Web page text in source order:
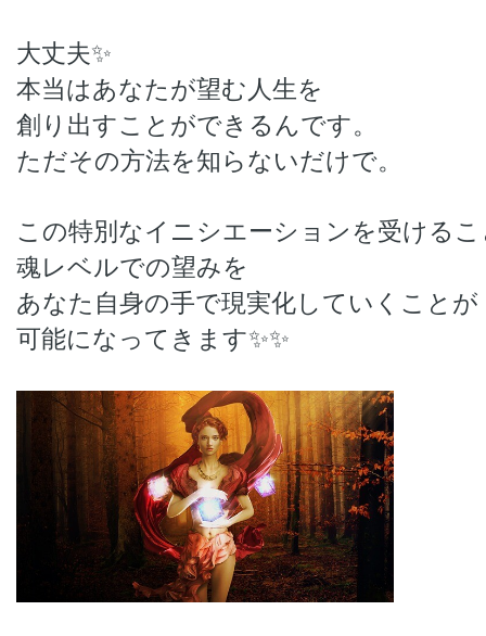
大丈夫✨
本当はあなたが望む人生を
創り出すことができるんです。
ただその方法を知らないだけで。
この特別なイニシエーションを受ける
魂レベルでの望みを
あなた自身の手で現実化していくことが
可能になってきます✨✨